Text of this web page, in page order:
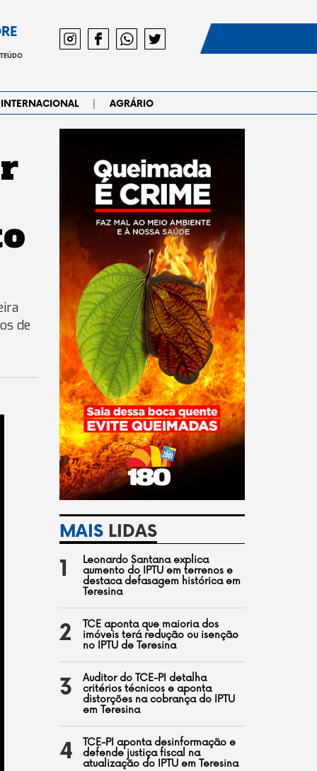
INTERNACIONAL | AGRÁRIO
de
MAISLIDAS
1
Leonardo Santana explica
aumento do IPTU em terrenos e
destaca defasagem histórica em
Teresina
2
TCE aponta que maioria dos
imóveis terá redução ou isenção
no IPTU de Teresina
3
Auditor do TCE-PI detalha
critérios técnicos e aponta
distorções na cobrança do IPTU
em Teresina
4
TCE-PI aponta desinformação e
defende justiça fiscal na
atualização do IPTU em Teresina